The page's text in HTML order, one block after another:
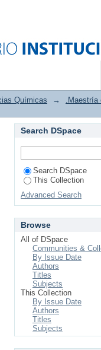
de un
Químicas →
.Maestría
Search DSpace
Search DSpace
This Collection
Advanced Search
Browse
All of DSpace
Communities &
By Issue Date
Authors
Titles
Subjects
This Collection
By Issue Date
Authors
Titles
Subjects